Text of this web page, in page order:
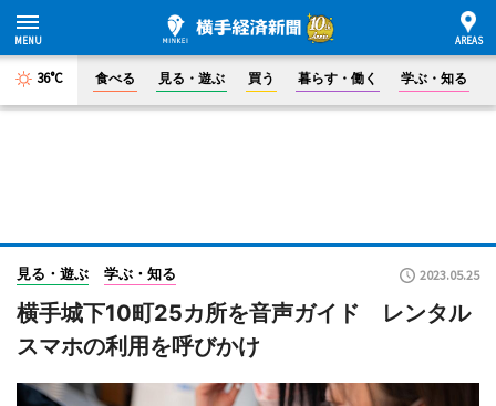
36°C 食べる 見る・遊ぶ 買う 暮らす・働く 学ぶ・知る
見る・遊ぶ 学ぶ・知る 2023.05.25
横手城下10町25カ所を音声ガイド レンタル
スマホの利用を呼びかけ